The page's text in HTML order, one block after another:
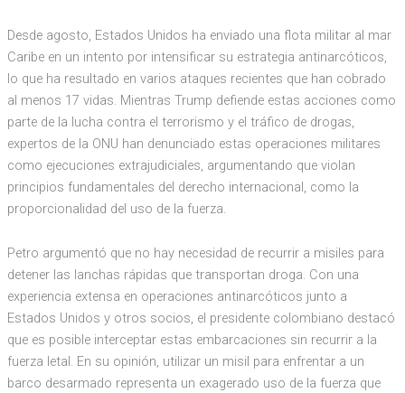
Desde agosto, Estados Unidos ha enviado una flota militar al mar
Caribe en un intento por intensificar su estrategia antinarcóticos,
lo que ha resultado en varios ataques recientes que han cobrado
al menos 17 vidas. Mientras Trump defiende estas acciones como
parte de la lucha contra el terrorismo y el tráfico de drogas,
expertos de la ONU han denunciado estas operaciones militares
como ejecuciones extrajudiciales, argumentando que violan
principios fundamentales del derecho internacional, como la
proporcionalidad del uso de la fuerza.
Petro argumentó que no hay necesidad de recurrir a misiles para
detener las lanchas rápidas que transportan droga. Con una
experiencia extensa en operaciones antinarcóticos junto a
Estados Unidos y otros socios, el presidente colombiano destacó
que es posible interceptar estas embarcaciones sin recurrir a la
fuerza letal. En su opinión, utilizar un misil para enfrentar a un
barco desarmado representa un exagerado uso de la fuerza que